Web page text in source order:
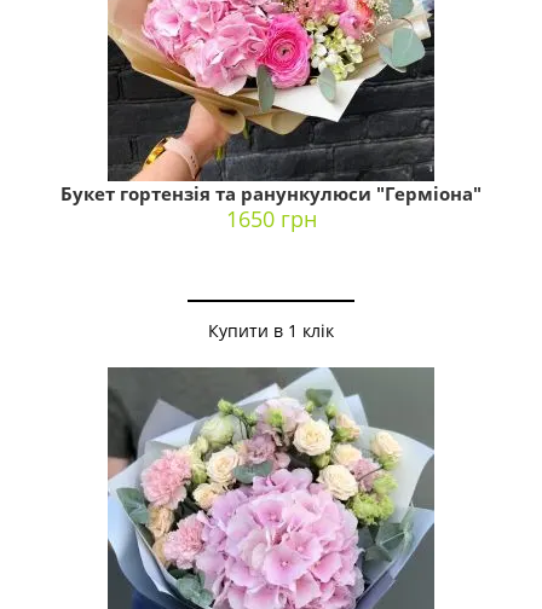
Букет гортензія та ранункулюси "Герміона"
1650 грн
Купити в 1 клік